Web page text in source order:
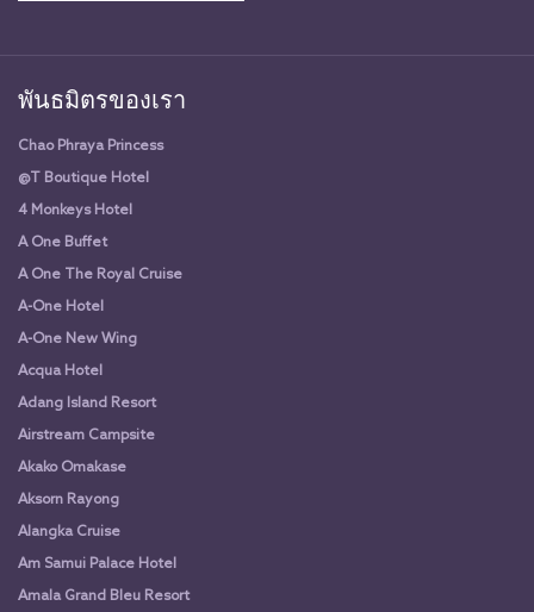
พันธมิตรของเรา
Chao Phraya Princess
@T Boutique Hotel
4 Monkeys Hotel
A One Buffet
A One The Royal Cruise
A-One Hotel
A-One New Wing
Acqua Hotel
Adang Island Resort
Airstream Campsite
Akako Omakase
Aksorn Rayong
Alangka Cruise
Am Samui Palace Hotel
Amala Grand Bleu Resort